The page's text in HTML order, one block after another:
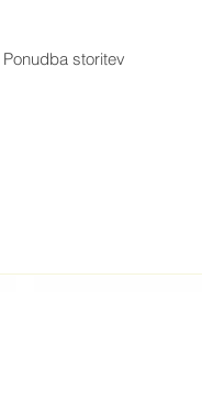
Ponudba storitev